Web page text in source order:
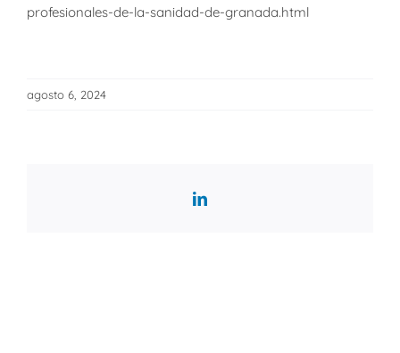
profesionales-de-la-sanidad-de-granada.html
agosto 6, 2024
LinkedIn